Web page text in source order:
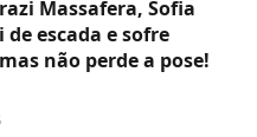
Massafera, Sofia
de escada e sofre
não perde a pose!